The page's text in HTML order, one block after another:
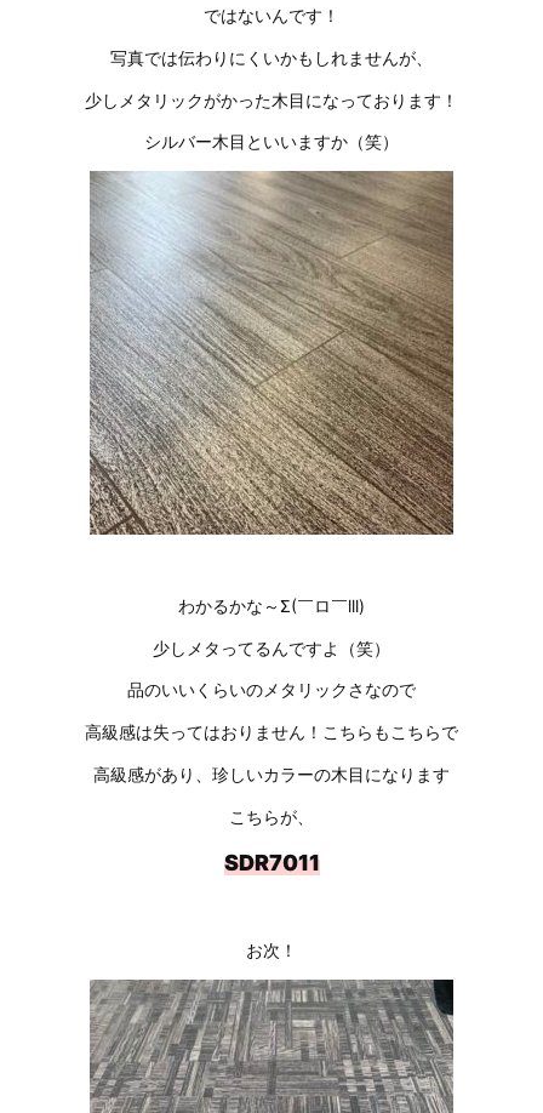
ではないんです！
写真では伝わりにくいかもしれませんが、
少しメタリックがかった木目になっております！
シルバー木目といいますか（笑）
わかるかな～Σ(￣ロ￣lll)
少しメタってるんですよ（笑）
品のいいくらいのメタリックさなので
高級感は失ってはおりません！こちらもこちらで
高級感があり、珍しいカラーの木目になります
こちらが、
SDR7011
お次！